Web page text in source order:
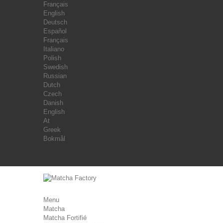
Français
English
Deutsch
Español
Français
Italiano
Polish
Swedish
Russian
Dutch
Czech
Danish
English
At
Greek
Bokmål
Menu
Matcha
Matcha Fortifié